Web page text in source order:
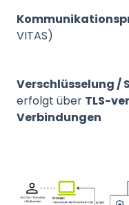
VITAS)
Verschlüsselung /
erfolgt über TLS-
Verbindungen